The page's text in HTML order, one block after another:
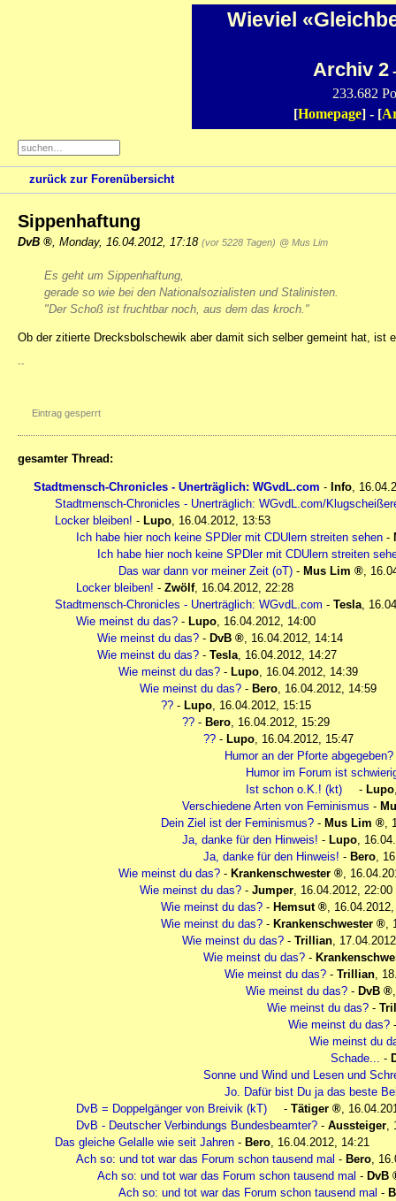
Wieviel
Archiv 2
233.682
[Homepage] - [
zurück zur Forenübersicht
Sippenhaftung
DvB Monday, 16.04.2012, 17:18 (vor 5228 Tagen) @ Mus Lim
Es geht um Sippenhaftung,
gerade so wie bei den Nationalsozialisten und Stalinisten.
"Der Schoß ist fruchtbar noch, aus dem das kroch."
Ob der zitierte Drecksbolschewik aber damit sich selber gemeint hat, ist
--
Eintrag gesperrt
gesamter Thread:
Stadtmensch-Chronicles - Unerträglich: WGvdL.com - Info,
Stadtmensch-Chronicles - Unerträglich: WGvdL.com/
Locker bleiben! - Lupo, 16.04.2012, 13:53
Ich habe hier noch keine SPDler mit CDUlern streiten sehen -
Ich habe hier noch keine SPDler mit CDUlern streiten
Das war dann vor meiner Zeit (oT) - Mus Lim ,
Locker bleiben! - Zwölf, 16.04.2012, 22:28
Stadtmensch-Chronicles - Unerträglich: WGvdL.com - Tesla,
Wie meinst du das? - Lupo, 16.04.2012, 14:00
Wie meinst du das? - DvB , 16.04.2012, 14:14
Wie meinst du das? - Tesla, 16.04.2012, 14:27
Wie meinst du das? - Lupo, 16.04.2012, 14:39
Wie meinst du das? - Bero, 16.04.2012, 14:59
?? - Lupo, 16.04.2012, 15:15
?? - Bero, 16.04.2012, 15:29
?? - Lupo, 16.04.2012, 15:47
Humor an der Pforte abgegeben?
Humor im Forum ist
Ist schon o.K.! (kt)
- Lupo
Verschiedene Arten von Feminismus -
Dein Ziel ist der Feminismus? - Mus Lim ,
Ja, danke für den Hinweis! - Lupo,
Ja, danke für den Hinweis! - Bero,
Wie meinst du das? - Krankenschwester ,
Wie meinst du das? - Jumper, 16.04.2012, 22:00
Wie meinst du das? - Hemsut ,
Wie meinst du das? - Krankenschwester ,
Wie meinst du das? - Trillian,
Wie meinst du das? -
Wie meinst du das? - Trillian,
Wie meinst du das? - DvB
Wie meinst du das? -
Wie meinst du das?
Wie meinst du
Schade... -
Sonne und Wind und Lesen und
Jo. Dafür bist Du ja das beste
DvB = Doppelgänger von Breivik (kT)
- Tätiger ,
DvB - Deutscher Verbindungs Bundesbeamter? - Aussteiger,
Das gleiche Gelalle wie seit Jahren - Bero, 16.04.2012, 14:21
Ach so: und tot war das Forum schon tausend mal - Bero,
Ach so: und tot war das Forum schon tausend mal - DvB
Ach so: und tot war das Forum schon tausend mal -